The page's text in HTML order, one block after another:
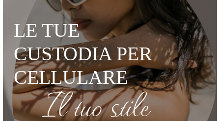
LE TUE
CUSTODIA PER
CELLULARE
Il tuo stile